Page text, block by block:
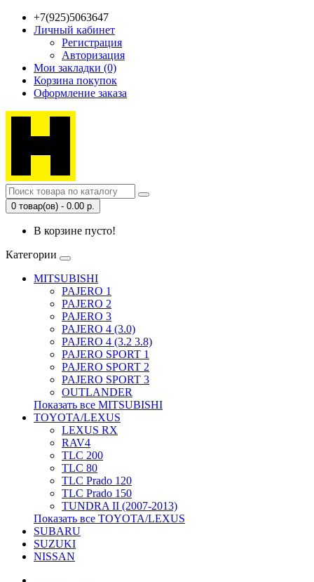
+7(925)5063647
Личный кабинет
Регистрация
Авторизация
Мои закладки (0)
Корзина покупок
Оформление заказа
0 товар(ов) - 0.00 р.
В корзине пусто!
Категории
MITSUBISHI
PAJERO 1
PAJERO 2
PAJERO 3
PAJERO 4 (3.0)
PAJERO 4 (3.2 3.8)
PAJERO SPORT 1
PAJERO SPORT 2
PAJERO SPORT 3
OUTLANDER
Показать все MITSUBISHI
TOYOTA/LEXUS
LEXUS RX
RAV4
TLC 200
TLC 80
TLC Prado 120
TLC Prado 150
TUNDRA II (2007-2013)
Показать все TOYOTA/LEXUS
SUBARU
SUZUKI
NISSAN